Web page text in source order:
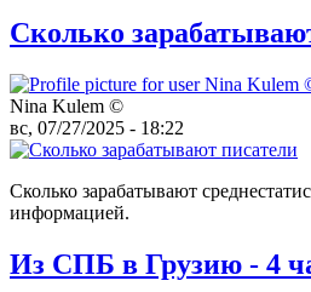
Сколько
Nina Kulem ©️
вс, 07/27/2025 - 18:22
Сколько зарабатывают
информацией.
Из СПБ в Грузию - 4